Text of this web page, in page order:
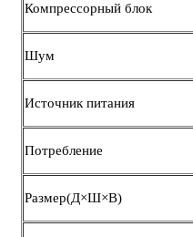
Компрессорный блок
Шум
Источник питания
Потребление
Размер(Д×Ш×В)